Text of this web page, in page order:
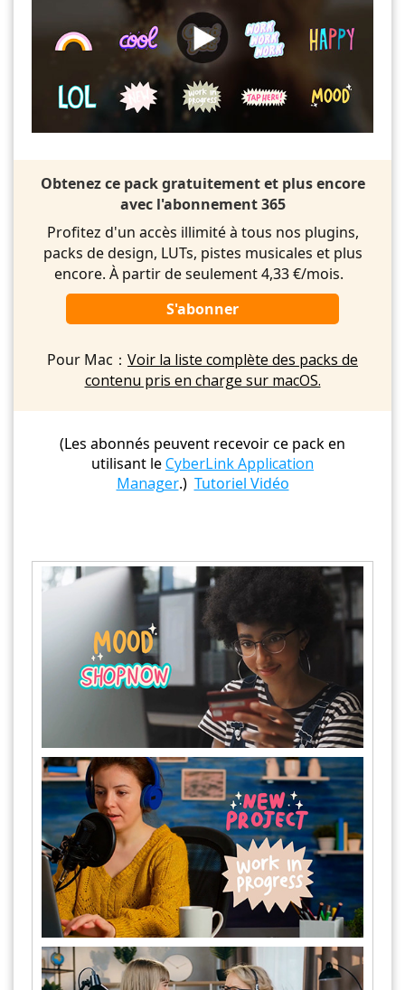
Obtenez ce pack gratuitement et plus encore
avec l'abonnement 365
Profitez d'un accès illimité à tous nos plugins,
packs de design, LUTs, pistes musicales et plus
encore. À partir de seulement 4,33 €/mois.
S'abonner
Pour Mac： Voir la liste complète des packs de
contenu pris en charge sur macOS.
(Les abonnés peuvent recevoir ce pack en
utilisant leCyberLink Application
Manager.) Tutoriel Vidéo